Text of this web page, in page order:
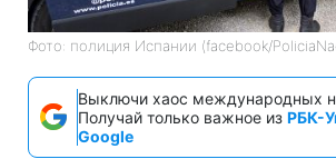
Фото: полиция Испании (facebook/
Выключи хаос международных
Получай только важное из РБК-
Google